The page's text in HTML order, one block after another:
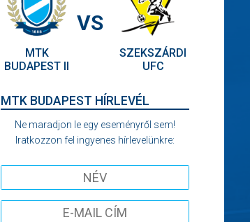
MTK
BUDAPEST II
VS
SZEKSZÁRDI
UFC
MTK BUDAPEST HÍRLEVÉL
Ne maradjon le egy eseményről sem!
Iratkozzon fel ingyenes hírlevelünkre: